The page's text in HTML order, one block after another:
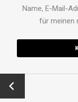
Name, E-Mail-
für meinen
←
Zurück